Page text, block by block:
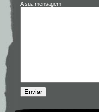
A sua mensagem